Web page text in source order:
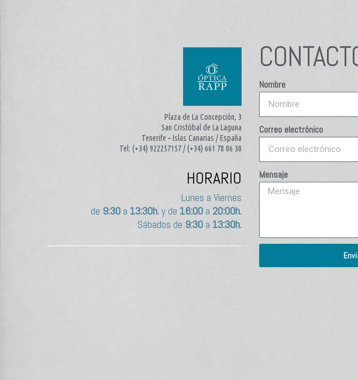
Plaza de La Concepción, 3
San Cristóbal de La Laguna
Tenerife – Islas Canarias / España
Tel: (+34) 922257157 / (+34) 661 78 06 30
HORARIO
Lunes a Viernes
de 9:30a 13:30h.y de 16:00a 20:00h.
Sábados de 9:30a 13:30h.
Nombre
Correo electrónico
Mensaje